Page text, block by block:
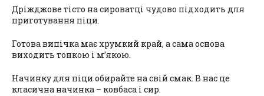
Дріжджове тісто на сироватці чудово підходить для
приготування піци.
Готова випічка має хрумкий край, а сама основа
виходить тонкою і м’якою.
Начинку для піци обирайте на свій смак. В нас це
класична начинка – ковбаса і сир.